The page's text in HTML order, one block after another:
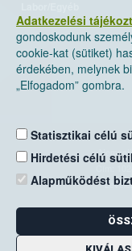
Adatkezelési
gondoskodunk
cookie-kat (sütiket)
érdekében, melynek
„Elfogadom” gombra.
Statisztikai célú
Hirdetési célú
Alapműködést
E-